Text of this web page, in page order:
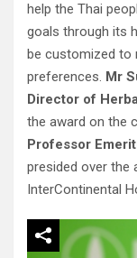
help the Thai
goals through its
be customized to
preferences. Mr
Director of
the award on the
Professor
presided over the
InterContinental